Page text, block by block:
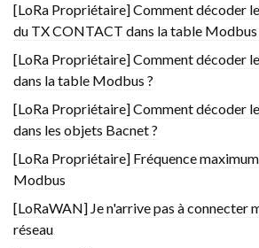
[LoRa Propriétaire] Comment décoder
du TX CONTACT dans la table Modbus
[LoRa Propriétaire] Comment décoder
dans la table Modbus ?
[LoRa Propriétaire] Comment décoder
dans les objets Bacnet ?
[LoRa Propriétaire] Fréquence
Modbus
[LoRaWAN] Je n'arrive pas à connecter
réseau